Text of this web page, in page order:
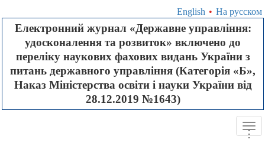
English • На русском
Електронний журнал «Державне управління:
удосконалення та розвиток» включено до
переліку наукових фахових видань України з
питань державного управління (Категорія «Б»,
Наказ Міністерства освіти і науки України від
28.12.2019 №1643)
...